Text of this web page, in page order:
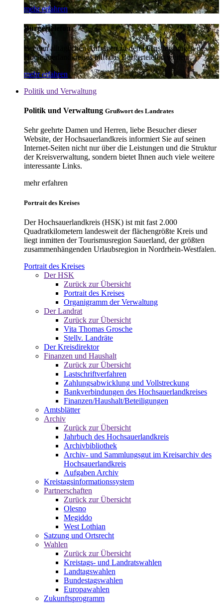
mehr erfahren
Bürgertelefon
Bei den alltäglichen Anfragen zu den Dienstleistungen des
Hochsauerlandkreises hilft das Bürgertelefon weiter.
mehr erfahren
Politik und Verwaltung
Politik und Verwaltung Grußwort des Landrates
Sehr geehrte Damen und Herren, liebe Besucher dieser
Website, der Hochsauerlandkreis informiert Sie auf seinen
Internet-Seiten nicht nur über die Leistungen und die Struktur
der Kreisverwaltung, sondern bietet Ihnen auch viele weitere
interessante Links.
mehr erfahren
Portrait des Kreises
Der Hochsauerlandkreis (HSK) ist mit fast 2.000
Quadratkilometern landesweit der flächengrößte Kreis und
liegt inmitten der Tourismusregion Sauerland, der größten
zusammenhängenden Urlaubsregion in Nordrhein-Westfalen.
Portrait des Kreises
Der HSK
Zurück zur Übersicht
Portrait des Kreises
Organigramm der Verwaltung
Der Landrat
Zurück zur Übersicht
Vita Thomas Grosche
Stellv. Landräte
Der Kreisdirektor
Finanzen und Haushalt
Zurück zur Übersicht
Lastschriftverfahren
Zahlungsabwicklung und Vollstreckung
Bankverbindungen des Hochsauerlandkreises
Finanzen/Haushalt/Beteiligungen
Amtsblätter
Archiv
Zurück zur Übersicht
Jahrbuch des Hochsauerlandkreis
Archivbibliothek
Archiv- und Sammlungsgut im Kreisarchiv des
Hochsauerlandkreis
Aufgaben Archiv
Kreistagsinformationssystem
Partnerschaften
Zurück zur Übersicht
Olesno
Megiddo
West Lothian
Satzung und Ortsrecht
Wahlen
Zurück zur Übersicht
Kreistags- und Landratswahlen
Landtagswahlen
Bundestagswahlen
Europawahlen
Zukunftsprogramm